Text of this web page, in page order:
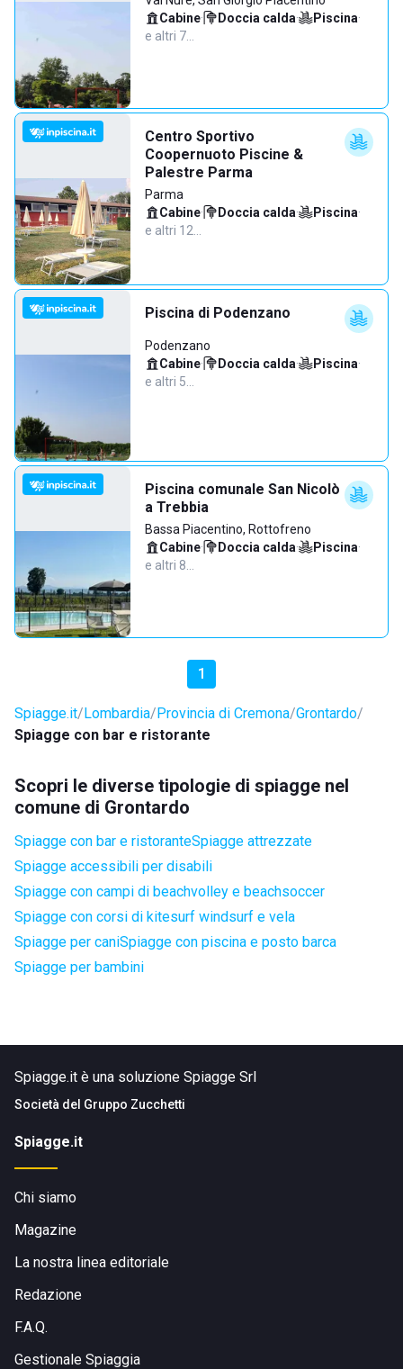
Cabine· Doccia calda· Piscina·
e altri 7…
Centro Sportivo
Coopernuoto Piscine &
Palestre Parma
Parma
Cabine· Doccia calda· Piscina·
e altri 12…
Piscina di Podenzano
Podenzano
Cabine· Doccia calda· Piscina·
e altri 5…
Piscina comunale San Nicolò
a Trebbia
Bassa Piacentino, Rottofreno
Cabine· Doccia calda· Piscina·
e altri 8…
1
Spiagge.it Lombardia Provincia di Cremona Grontardo
Spiagge con bar e ristorante
Scopri le diverse tipologie di spiagge nel
comune di Grontardo
Spiagge con bar e ristoranteSpiagge attrezzate
Spiagge accessibili per disabili
Spiagge con campi di beachvolley e beachsoccer
Spiagge con corsi di kitesurf windsurf e vela
Spiagge per caniSpiagge con piscina e posto barca
Spiagge per bambini
Spiagge.it è una soluzione Spiagge Srl
Società del Gruppo Zucchetti
Spiagge.it
Chi siamo
Magazine
La nostra linea editoriale
Redazione
F.A.Q.
Gestionale Spiaggia